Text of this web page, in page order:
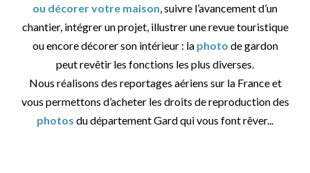
ou décorer votre maison, suivre l’avancement d’un
chantier, intégrer un projet, illustrer une revue touristique
ou encore décorer son intérieur : la photo de gardon
peut revêtir les fonctions les plus diverses.
Nous réalisons des reportages aériens sur la France et
vous permettons d’acheter les droits de reproduction des
photos du département Gard qui vous font rêver...